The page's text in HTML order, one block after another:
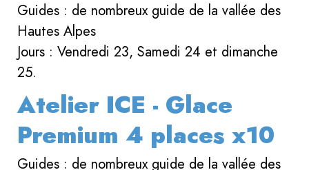
Guides : de nombreux guide de la vallée des
Hautes Alpes
Jours : Vendredi 23, Samedi 24 et dimanche
25.
Atelier ICE - Glace
Premium 4 places x10
Guides : de nombreux guide de la vallée des